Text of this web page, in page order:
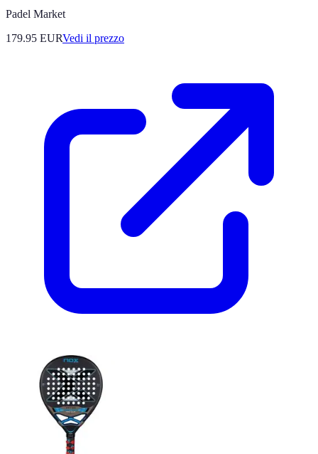
Padel Market
179.95 EURVedi il prezzo